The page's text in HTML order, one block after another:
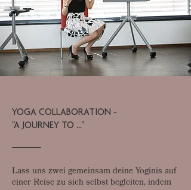
YOGA COLLABORATION -
"A JOURNEY TO ..."
Lass uns zwei gemeinsam deine Yoginis auf
einer Reise zu sich selbst begleiten, indem